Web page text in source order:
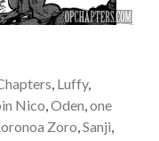
, Luffy,
Nico,Oden,one
Zoro,Sanji,